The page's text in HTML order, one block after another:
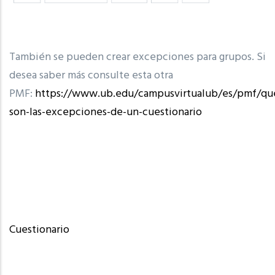
También se pueden crear excepciones para grupos. Si
desea saber más consulte esta otra
PMF: https://www.ub.edu/campusvirtualub/es/pmf/
son-las-excepciones-de-un-cuestionario
Cuestionario